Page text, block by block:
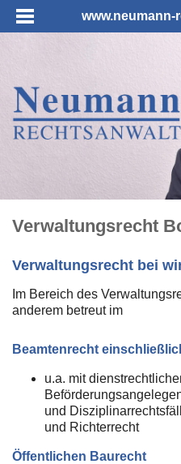
Verwaltungsrecht
Verwaltungsrecht bei
Im Bereich des
anderem betreut im
Beamtenrecht
u.a. mit
und
und Richterrecht
Öffentlichen Baurecht